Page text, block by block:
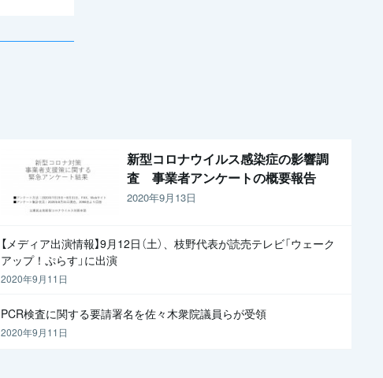
新型コロナウイルス感染症の影響調
査 事業者アンケートの概要報告
2020年9月13日
【メディア出演情報】9月12日（土）、枝野代表が読売テレビ「ウェーク
アップ！ぷらす」に出演
2020年9月11日
PCR検査に関する要請署名を佐々木衆院議員らが受領
2020年9月11日